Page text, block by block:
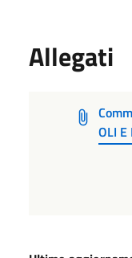
Allegati
OLI E